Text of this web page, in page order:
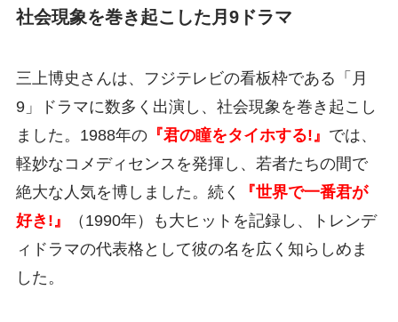
社会現象を巻き起こした月9ドラマ
三上博史さんは、フジテレビの看板枠である「月
9」ドラマに数多く出演し、社会現象を巻き起こし
ました。1988年の『君の瞳をタイホする!』 では、
軽妙なコメディセンスを発揮し、若者たちの間で
絶大な人気を博しました。続く
『世界で一番君が
好き!』
（1990年）も大ヒットを記録し、トレンデ
ィドラマの代表格として彼の名を広く知らしめま
した。